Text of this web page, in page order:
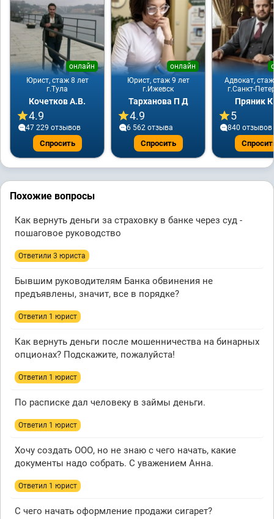
Юрист, стаж 8 лет
онлайн
г.Тула
Кочетков А.В.
4.9
47 229 отзывов
Спросить
Юрист, стаж 9 лет
онлайн
г.Ижевск
Тарханова П Д
4.9
6 562 отзывa
Спросить
Адвокат,
г.Санкт-
Пряник
5
840 отзывов
Похожие вопросы
Как вернуть деньги за страховку в банке через суд -
пошаговое руководство
Ответили 3 юристa
Бывшим руководителям Банка обвинения не
предъявлены, значит, все в порядке?
Ответил 1 юрист
Как вернуть деньги после мошенничества на бинарных
опционах? Подскажите, пожалуйста!
Ответил 1 юрист
По расписке дал человеку в займы деньги.
Ответил 1 юрист
Хочу создать ООО, но не знаю с чего начать, какие
документы надо собрать. С уважением Анна.
Ответил 1 юрист
С чего начать оформление продажи сигарет?